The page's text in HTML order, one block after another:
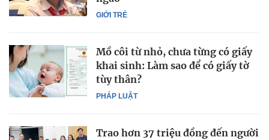
GIỚI TRẺ
PHÁP LUẬT
Mồ côi từ nhỏ, chưa từng có giấy
khai sinh: Làm sao để có giấy tờ
tùy thân?
Trao hơn 37 triệu đồng đến người